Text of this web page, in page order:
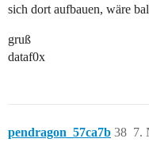
sich dort aufbauen, wäre
gruß
dataf0x
pendragon_57ca7b 7.
38